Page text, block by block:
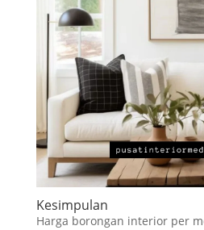
Kesimpulan
Harga borongan interior per